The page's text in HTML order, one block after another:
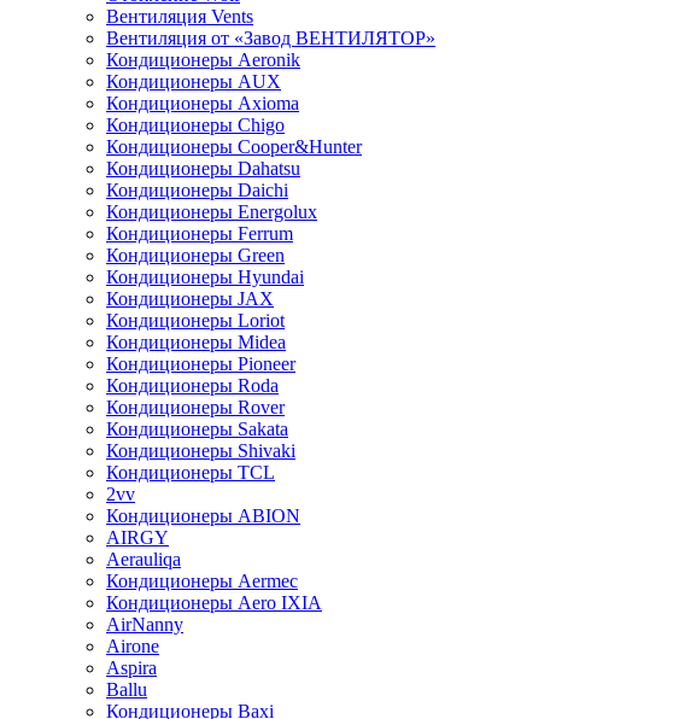
Вентиляция Vents
Вентиляция от «Завод ВЕНТИЛЯТОР»
Кондиционеры Aeronik
Кондиционеры AUX
Кондиционеры Axioma
Кондиционеры Chigo
Кондиционеры Cooper&Hunter
Кондиционеры Dahatsu
Кондиционеры Daichi
Кондиционеры Energolux
Кондиционеры Ferrum
Кондиционеры Green
Кондиционеры Hyundai
Кондиционеры JAX
Кондиционеры Loriot
Кондиционеры Midea
Кондиционеры Pioneer
Кондиционеры Roda
Кондиционеры Rover
Кондиционеры Sakata
Кондиционеры Shivaki
Кондиционеры TCL
2vv
Кондиционеры ABION
AIRGY
Aerauliqa
Кондиционеры Aermec
Кондиционеры Aero IXIA
AirNanny
Airone
Aspira
Ballu
Кондиционеры Baxi